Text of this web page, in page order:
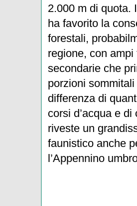
2.000 m di quota.
ha favorito la
forestali,
regione, con
secondarie che
porzioni
differenza di
corsi d’acqua e
riveste un
faunistico anche
l’Appennino